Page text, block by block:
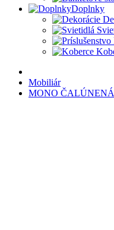
Doplnky
Mobiliár
MONO